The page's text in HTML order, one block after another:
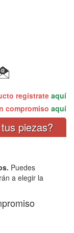
regístrate aquí
compromiso aquí
piezas?
Puedes
a elegir la